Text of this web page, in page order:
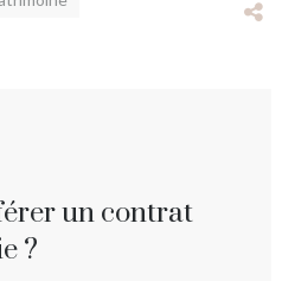
un contrat
?